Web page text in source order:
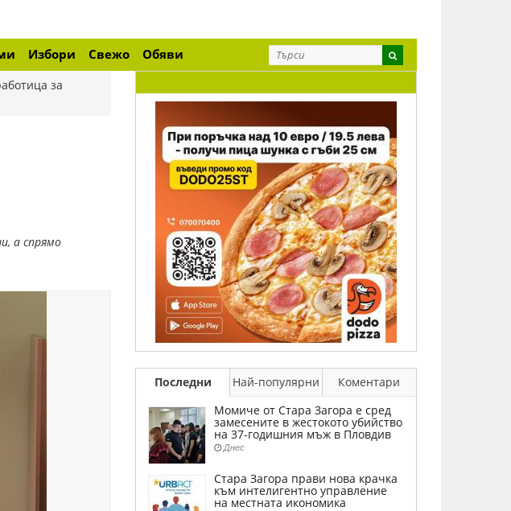
Избори Свежо Обяви
за
а спрямо
Последни Най-популярни
Коментари
Момиче от Стара Загора е сред
замесените в жестокото убийство
на 37-годишния мъж в Пловдив
Днес
Стара Загора прави нова крачка
към интелигентно управление
на местната икономика